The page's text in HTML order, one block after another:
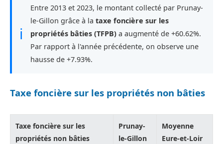
ℹ
Entre 2013 et 2023, le montant collecté par Prunay-
le-Gillon grâce à la taxe foncière sur les
propriétés bâties (TFPB) a augmenté de +60.62%.
Par rapport à l'année précédente, on observe une
hausse de +7.93%.
Taxe foncière sur les propriétés non bâties
Taxe foncière sur les
propriétés non bâties
Prunay-
le-Gillon
Moyenne
Eure-et-Loir